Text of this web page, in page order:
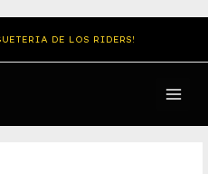
DE LOS RIDERS!
MENU